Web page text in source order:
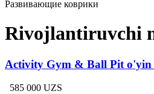
Развивающие коврики
Rivojlantiruvchi
Activity Gym & Ball Pit o'yin
585 000 UZS